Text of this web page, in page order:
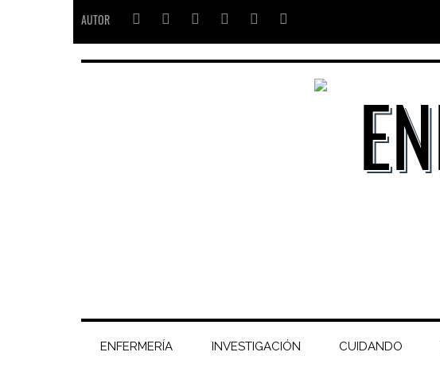
AUTOR
ENFERMERÍA INVESTIGACIÓN CUIDANDO